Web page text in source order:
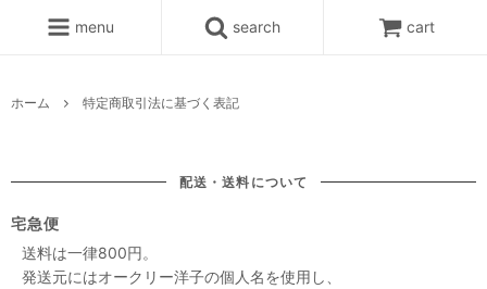
menu search cart
ホーム 特定商取引法に基づく表記
配送・送料について
宅急便
送料は一律800円。
発送元にはオークリー洋子の個人名を使用し、